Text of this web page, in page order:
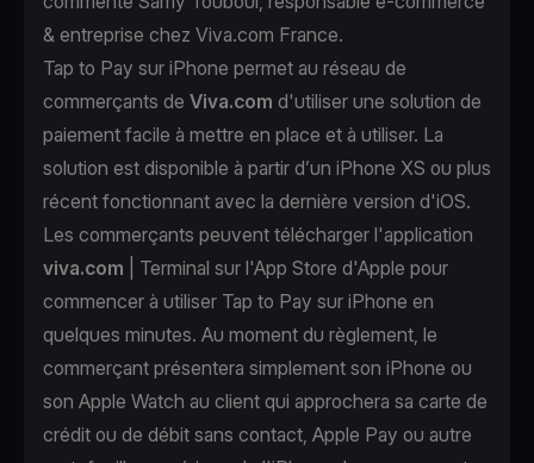
& entreprise chez Viva.com France.
Tap to Pay sur iPhone permet au réseau de
commerçants de Viva.com d'utiliser une solution de
paiement facile à mettre en place et à utiliser. La
solution est disponible à partir d’un iPhone XS ou plus
récent fonctionnant avec la dernière version d'iOS.
Les commerçants peuvent télécharger l'application
viva.com | Terminal sur l'App Store d'Apple pour
commencer à utiliser Tap to Pay sur iPhone en
quelques minutes. Au moment du règlement, le
commerçant présentera simplement son iPhone ou
son Apple Watch au client qui approchera sa carte de
crédit ou de débit sans contact, Apple Pay ou autre